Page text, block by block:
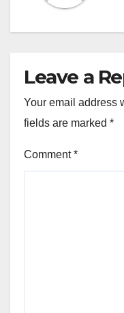
Leave a
Your email address
fields are marked *
Comment*